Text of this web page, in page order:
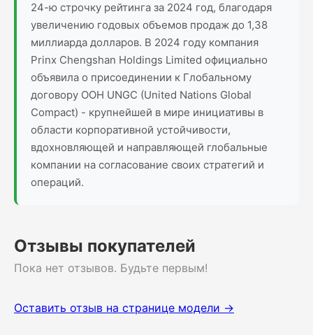
24-ю строчку рейтинга за 2024 год, благодаря
увеличению годовых объемов продаж до 1,38
миллиарда долларов. В 2024 году компания
Prinx Chengshan Holdings Limited официально
объявила о присоединении к Глобальному
договору ООН UNGC (United Nations Global
Compact) - крупнейшей в мире инициативы в
области корпоративной устойчивости,
вдохновляющей и направляющей глобальные
компании на согласование своих стратегий и
операций.
Отзывы покупателей
Пока нет отзывов. Будьте первым!
Оставить отзыв на странице модели →